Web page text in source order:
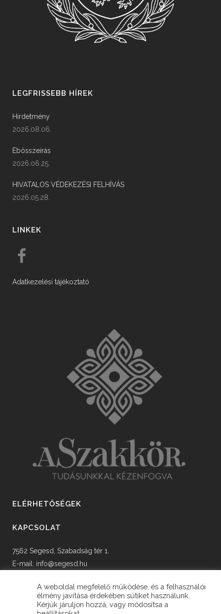
LEGFRISSEBB HÍREK
Hirdetmény
2026.08.06.
Ebösszeírás
2026.06.25.
HIVATALOS VÉDEKEZÉSI FELHÍVÁS
2026.05.28.
LINKEK
Adatkezelési tájékoztató
ELÉRHETŐSÉGEK
KAPCSOLAT
7562 Segesd, Szabadság tér 1.
E-mail: info@segesd.hu
A weboldal megfelelő működése, és a felhasználói
élmény javítása érdekében sütiket használunk.
Kérjük járuljon hozzá, vagy módosítsa a